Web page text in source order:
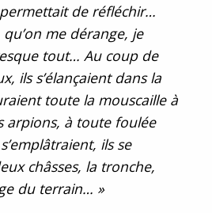
de réfléchir…
qu’on me dérange, je
tout… Au coup de
ils s’élançaient dans la
toute la mouscaille à
arpions, à toute foulée
ils se
châsses, la tronche,
du terrain… »